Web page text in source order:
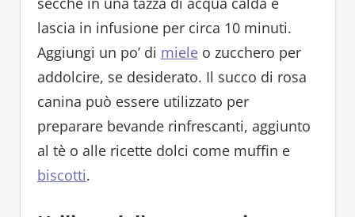
lascia in infusione per circa 10 minuti.
Aggiungi un po’ di mieleo zucchero per
addolcire, se desiderato. Il succo di rosa
canina può essere utilizzato per
preparare bevande rinfrescanti, aggiunto
al tè o alle ricette dolci come muffin e
biscotti.